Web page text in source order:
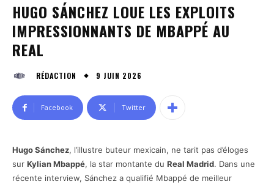
HUGO SÁNCHEZ LOUE LES EXPLOITS
IMPRESSIONNANTS DE MBAPPÉ AU
REAL
RÉDACTION 9 JUIN 2026
Facebook Twitter
Hugo Sánchez, l’illustre buteur mexicain, ne tarit pas d’éloges
sur Kylian Mbappé, la star montante du Real Madrid. Dans une
récente interview, Sánchez a qualifié Mbappé de meilleur